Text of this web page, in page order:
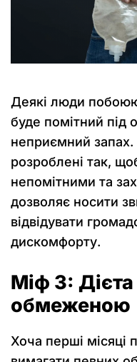
Деякі люди
буде помітний під
неприємний запах.
розроблені так,
непомітними та
дозволяє носити
відвідувати
дискомфорту.
Міф 3:
обмеженою
Хоча перші місяці